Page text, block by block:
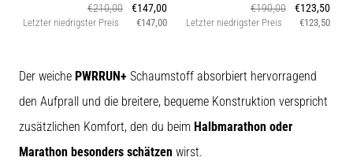
€210,00
€147,00
Letzter niedrigster Preis €147,00
€190,00
€123,50
Letzter niedrigster Preis €123,50
Der weiche PWRRUN+ Schaumstoff absorbiert hervorragend
den Aufprall und die breitere, bequeme Konstruktion verspricht
zusätzlichen Komfort, den du beim Halbmarathon oder
Marathon besonders schätzen wirst.